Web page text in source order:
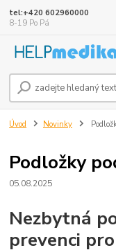
tel:+420 602960000
8-19 Po Pá
Úvod Novinky
Podložky
05.08.2025
Nezbytná
prevenci